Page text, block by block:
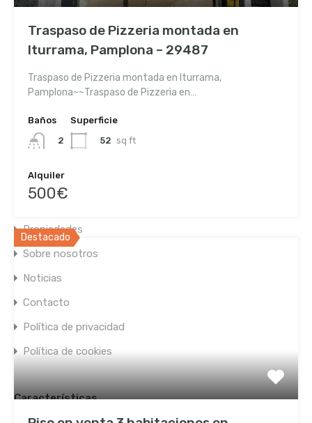
Traspaso de Pizzeria montada en
Iturrama, Pamplona – 29487
Traspaso de Pizzeria montada en Iturrama,
Pamplona~~Traspaso de Pizzeria en…
Baños
2
Superficie
52 sq ft
Alquiler
500€
Destacado
Plaza De La Libertad 10 Bajo
948 20 67 99 / 630 98 24 79
info@navarraviviendas.net
Enlaces de interés
Propiedades
Sobre nosotros
Noticias
Contacto
Política de privacidad
Política de cookies
Características